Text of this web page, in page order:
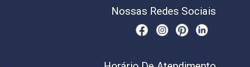
Nossas Redes Sociais